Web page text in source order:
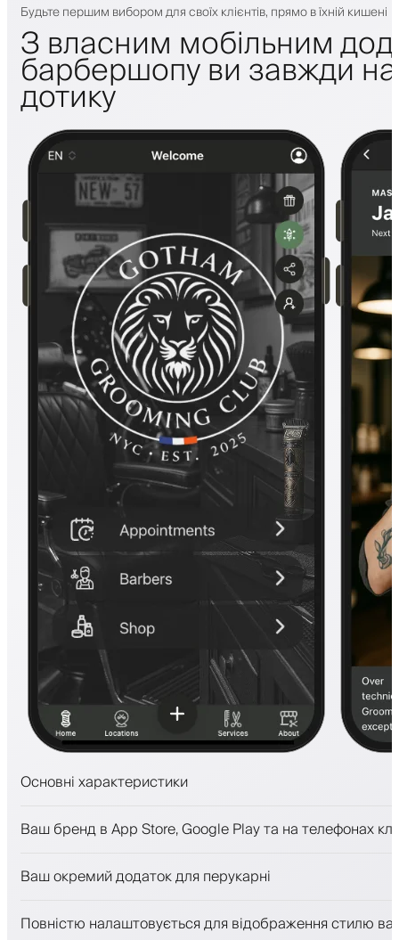
Будьте першим вибором для своїх клієнтів, прямо в їхній кишені
З власним мобільним
барбершопу ви завжди на
дотику
Основні характеристики
Платежі, застава
Залучайте клієнтів за допомогою програми
Ваш бренд в App Store, Google Play та на телефонах
Ваш окремий додаток для перукарні
Повністю налаштовується для відображення стилю